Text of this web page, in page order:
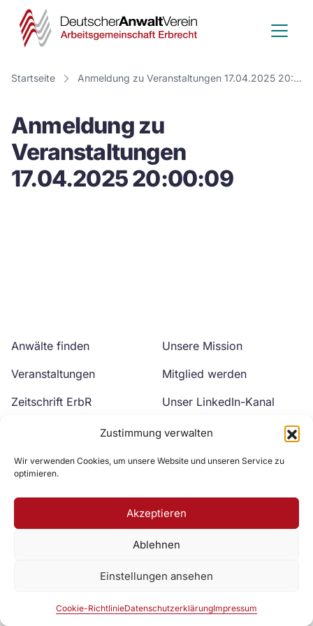
Zustimmung verwalten
Wir verwenden Cookies, um unsere Website und unseren Service zu
optimieren.
Akzeptieren
Ablehnen
Einstellungen ansehen
Cookie-RichtlinieDatenschutzerklärungImpressum
Deutscher
Anwalt
Verein
Startseite Anmeldung zu Veranstaltungen 17.04.2025 20:00:09
Anmeldung zu
Veranstaltungen
17.04.2025 20:00:09
Anwälte finden
Veranstaltungen
Zeitschrift ErbR
Unsere Mission
Mitglied werden
Unser LinkedIn-Kanal
Unser YouTube-Kanal
Zur DAV Webseite